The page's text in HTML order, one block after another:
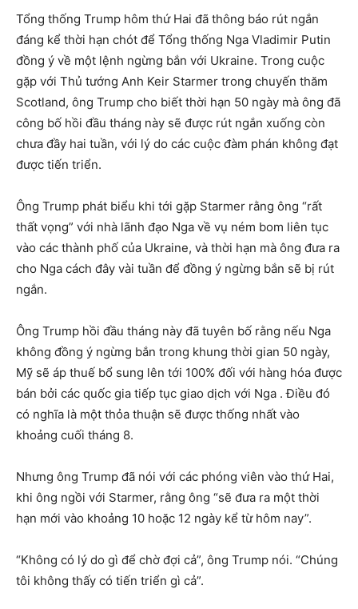
Tổng thống Trump hôm thứ Hai đã thông báo rút ngắn
đáng kể thời hạn chót để Tổng thống Nga Vladimir Putin
đồng ý về một lệnh ngừng bắn với Ukraine. Trong cuộc
gặp với Thủ tướng Anh Keir Starmer trong chuyến thăm
Scotland, ông Trump cho biết thời hạn 50 ngày mà ông đã
công bố hồi đầu tháng này sẽ được rút ngắn xuống còn
chưa đầy hai tuần, với lý do các cuộc đàm phán không đạt
được tiến triển.
Ông Trump phát biểu khi tới gặp Starmer rằng ông “rất
thất vọng” với nhà lãnh đạo Nga về vụ ném bom liên tục
vào các thành phố của Ukraine, và thời hạn mà ông đưa ra
cho Nga cách đây vài tuần để đồng ý ngừng bắn sẽ bị rút
ngắn.
Ông Trump hồi đầu tháng này đã tuyên bố rằng nếu Nga
không đồng ý ngừng bắn trong khung thời gian 50 ngày,
Mỹ sẽ áp thuế bổ sung lên tới 100% đối với hàng hóa được
bán bởi các quốc gia tiếp tục giao dịch với Nga . Điều đó
có nghĩa là một thỏa thuận sẽ được thống nhất vào
khoảng cuối tháng 8.
Nhưng ông Trump đã nói với các phóng viên vào thứ Hai,
khi ông ngồi với Starmer, rằng ông “sẽ đưa ra một thời
hạn mới vào khoảng 10 hoặc 12 ngày kể từ hôm nay”.
“Không có lý do gì để chờ đợi cả”, ông Trump nói. “Chúng
tôi không thấy có tiến triển gì cả”.